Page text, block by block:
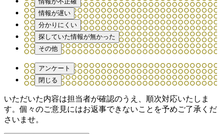
情報が遅い
分かりにくい
探していた情報が無かった
その他
アンケート
閉じる
いただいた内容は担当者が確認のうえ、順次対応いたしま
す。個々のご意見にはお返事できないことを予めご了承くだ
さいませ。